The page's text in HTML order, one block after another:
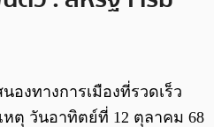
งทางการเมืองที่รวดเร็ว
หตุ วันอาทิตย์ที่ 12 ตุลาคม 68